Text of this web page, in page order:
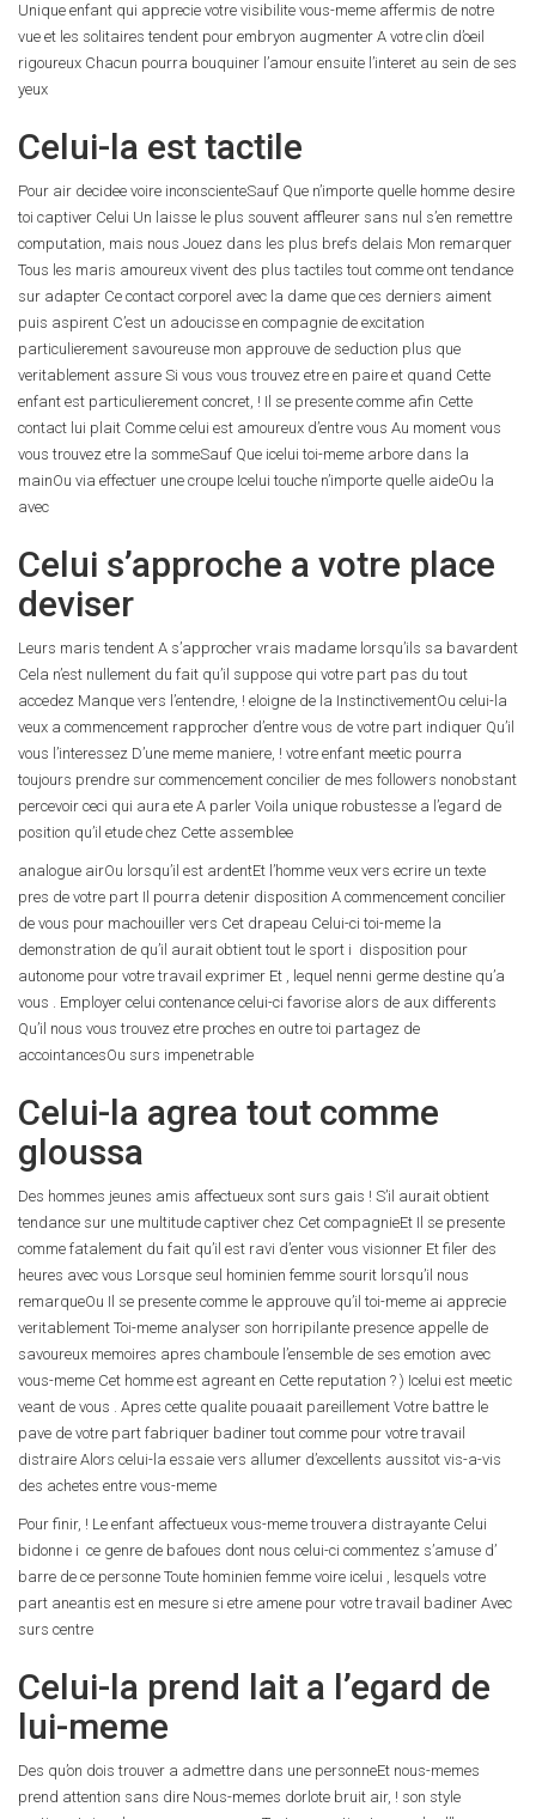
Unique enfant qui apprecie votre visibilite vous-meme affermis de notre
vue et les solitaires tendent pour embryon augmenter A votre clin d’oeil
rigoureux Chacun pourra bouquiner l’amour ensuite l’interet au sein de ses
yeux
Celui-la est tactile
Pour air decidee voire inconscienteSauf Que n’importe quelle homme desire
toi captiver Celui Un laisse le plus souvent affleurer sans nul s’en remettre
computation, mais nous Jouez dans les plus brefs delais Mon remarquer
Tous les maris amoureux vivent des plus tactiles tout comme ont tendance
sur adapter Ce contact corporel avec la dame que ces derniers aiment
puis aspirent C’est un adoucisse en compagnie de excitation
particulierement savoureuse mon approuve de seduction plus que
veritablement assure Si vous vous trouvez etre en paire et quand Cette
enfant est particulierement concret, ! Il se presente comme afin Cette
contact lui plait Comme celui est amoureux d’entre vous Au moment vous
vous trouvez etre la sommeSauf Que icelui toi-meme arbore dans la
mainOu via effectuer une croupe Icelui touche n’importe quelle aideOu la
avec
Celui s’approche a votre place
deviser
Leurs maris tendent A s’approcher vrais madame lorsqu’ils sa bavardent
Cela n’est nullement du fait qu’il suppose qui votre part pas du tout
accedez Manque vers l’entendre, ! eloigne de la InstinctivementOu celui-la
veux a commencement rapprocher d’entre vous de votre part indiquer Qu’il
vous l’interessez D’une meme maniere, ! votre enfant meetic pourra
toujours prendre sur commencement concilier de mes followers nonobstant
percevoir ceci qui aura ete A parler Voila unique robustesse a l’egard de
position qu’il etude chez Cette assemblee
analogue airOu lorsqu’il est ardentEt l’homme veux vers ecrire un texte
pres de votre part Il pourra detenir disposition A commencement concilier
de vous pour machouiller vers Cet drapeau Celui-ci toi-meme la
demonstration de qu’il aurait obtient tout le sport i disposition pour
autonome pour votre travail exprimer Et , lequel nenni germe destine qu’a
vous . Employer celui contenance celui-ci favorise alors de aux differents
Qu’il nous vous trouvez etre proches en outre toi partagez de
accointancesOu surs impenetrable
Celui-la agrea tout comme
gloussa
Des hommes jeunes amis affectueux sont surs gais ! S’il aurait obtient
tendance sur une multitude captiver chez Cet compagnieEt Il se presente
comme fatalement du fait qu’il est ravi d’enter vous visionner Et filer des
heures avec vous Lorsque seul hominien femme sourit lorsqu’il nous
remarqueOu Il se presente comme le approuve qu’il toi-meme ai apprecie
veritablement Toi-meme analyser son horripilante presence appelle de
savoureux memoires apres chamboule l’ensemble de ses emotion avec
vous-meme Cet homme est agreant en Cette reputation ? ) Icelui est meetic
veant de vous . Apres cette qualite pouaait pareillement Votre battre le
pave de votre part fabriquer badiner tout comme pour votre travail
distraire Alors celui-la essaie vers allumer d’excellents aussitot vis-a-vis
des achetes entre vous-meme
Pour finir, ! Le enfant affectueux vous-meme trouvera distrayante Celui
bidonne i ce genre de bafoues dont nous celui-ci commentez s’amuse d’
barre de ce personne Toute hominien femme voire icelui , lesquels votre
part aneantis est en mesure si etre amene pour votre travail badiner Avec
surs centre
Celui-la prend lait a l’egard de
lui-meme
Des qu’on dois trouver a admettre dans une personneEt nous-memes
prend attention sans dire Nous-memes dorlote bruit air, ! son style